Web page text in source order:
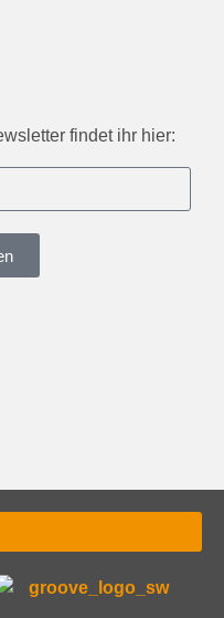
findet ihr hier: